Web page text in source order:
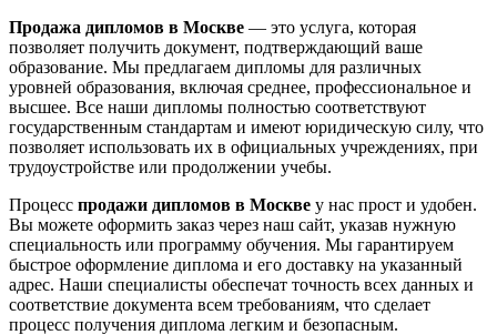
Продажа дипломов в Москве — это услуга, которая
позволяет получить документ, подтверждающий ваше
образование. Мы предлагаем дипломы для различных
уровней образования, включая среднее, профессиональное и
высшее. Все наши дипломы полностью соответствуют
государственным стандартам и имеют юридическую силу, что
позволяет использовать их в официальных учреждениях, при
трудоустройстве или продолжении учебы.
Процесс продажи дипломов в Москве у нас прост и удобен.
Вы можете оформить заказ через наш сайт, указав нужную
специальность или программу обучения. Мы гарантируем
быстрое оформление диплома и его доставку на указанный
адрес. Наши специалисты обеспечат точность всех данных и
соответствие документа всем требованиям, что сделает
процесс получения диплома легким и безопасным.